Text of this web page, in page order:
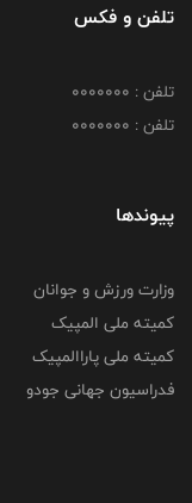
تلفن و فکس
تلفن : 0000000
تلفن : 0000000
پیوندها
وزارت ورزش و جوانان
کمیته ملی المپیک
کمیته ملی پاراالمپیک
فدراسیون جهانی جودو